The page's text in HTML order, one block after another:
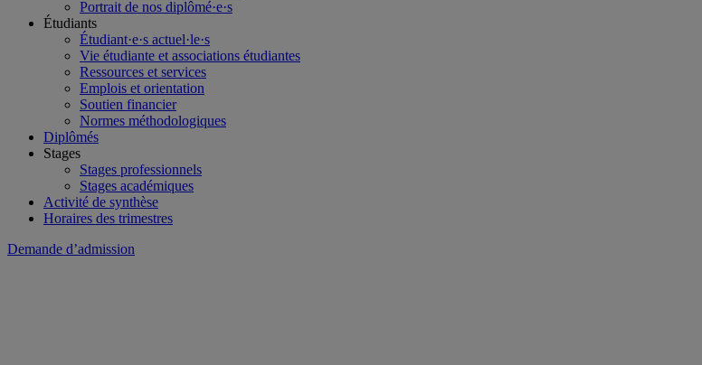
Portrait de nos diplômé·e·s
Étudiants
Étudiant·e·s actuel·le·s
Vie étudiante et associations étudiantes
Ressources et services
Emplois et orientation
Soutien financier
Normes méthodologiques
Diplômés
Stages
Stages professionnels
Stages académiques
Activité de synthèse
Horaires des trimestres
Demande d’admission